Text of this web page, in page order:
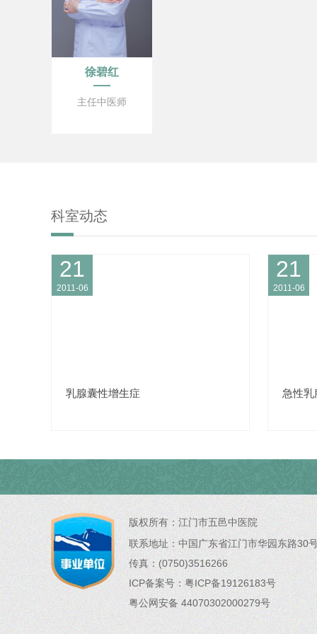
徐碧红
主任中医师
科室动态
21
2011-06
乳腺囊性增生症
21
2011-06
急性乳
版权所有： 江门市五邑中医院
联系地址：中国广东省江门市华园东路30
传真：(0750)3516266
ICP备案号： 粤ICP备19126183号
粤公网安备 44070302000279号